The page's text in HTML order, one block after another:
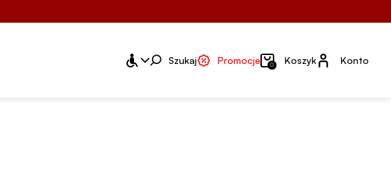
Szukaj Promocje 0 KoszykKonto
Konto